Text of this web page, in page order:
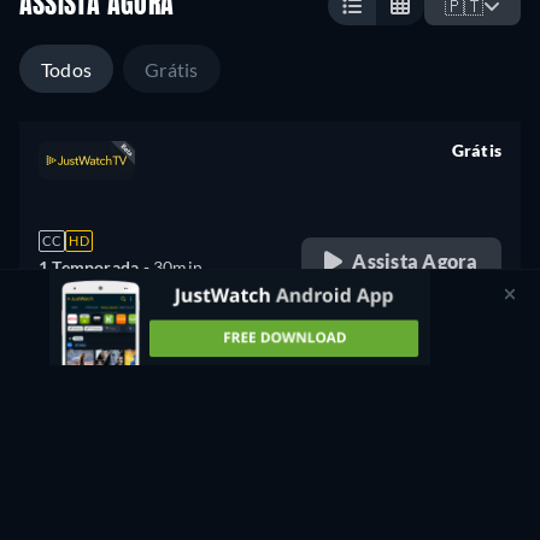
ASSISTA AGORA 🇵🇹
Todos Grátis
CC HD
1 Temporada - 30min
Grátis
Assista Agora